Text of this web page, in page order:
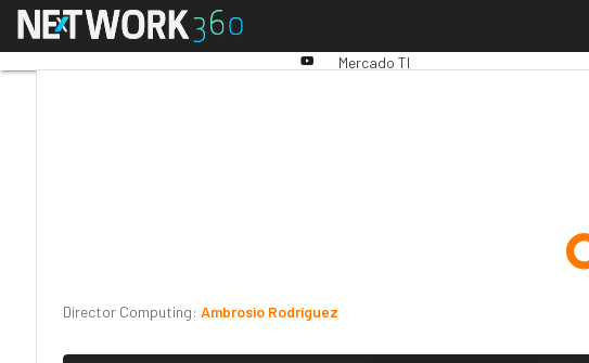
Menú
Youtube-
Mercado TI
Director Computing: Ambrosio Rodríguez